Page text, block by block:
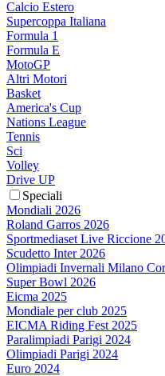
Calcio Estero
Supercoppa Italiana
Formula 1
Formula E
MotoGP
Altri Motori
Basket
America's Cup
Nations League
Tennis
Sci
Volley
Drive UP
Speciali
Mondiali 2026
Roland Garros 2026
Sportmediaset Live Riccione
Scudetto Inter 2026
Olimpiadi Invernali Milano
Super Bowl 2026
Eicma 2025
Mondiale per club 2025
EICMA Riding Fest 2025
Paralimpiadi Parigi 2024
Olimpiadi Parigi 2024
Euro 2024